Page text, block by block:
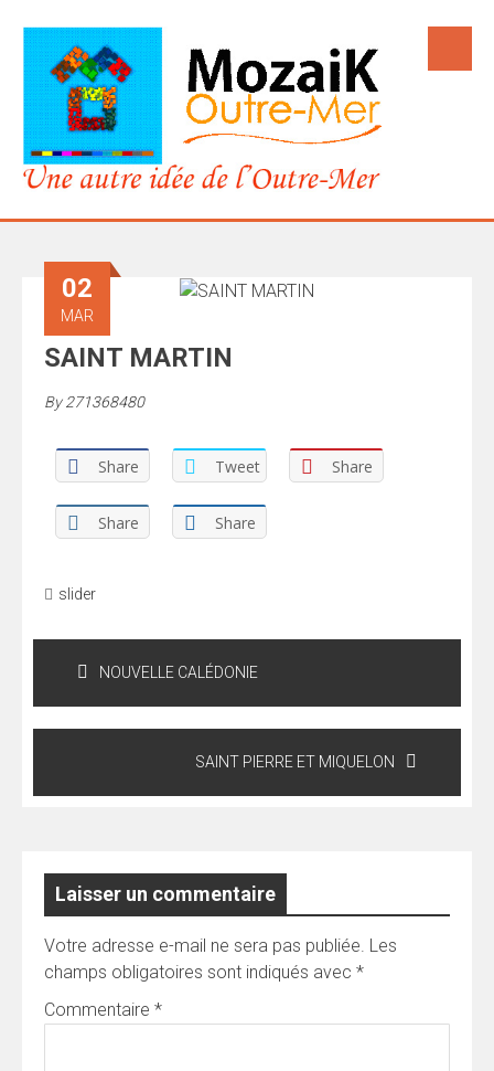
SAINT MARTIN
02
MAR
By 271368480
Share Tweet Share
Share Share
slider
Navigation
l’article
NOUVELLE CALÉDONIE
SAINT PIERRE ET MIQUELON
Laisser un commentaire
Votre adresse e-mail ne sera pas publiée. Les
champs obligatoires sont indiqués avec *
Commentaire *